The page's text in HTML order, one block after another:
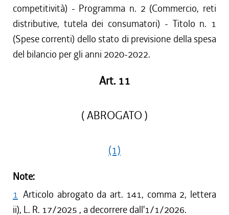
competitività) - Programma n. 2 (Commercio, reti
distributive, tutela dei consumatori) - Titolo n. 1
(Spese correnti) dello stato di previsione della spesa
del bilancio per gli anni 2020-2022.
Art. 11
( ABROGATO )
(1)
Note:
1 Articolo abrogato da art. 141, comma 2, lettera
ii), L. R. 17/2025 , a decorrere dall'1/1/2026.